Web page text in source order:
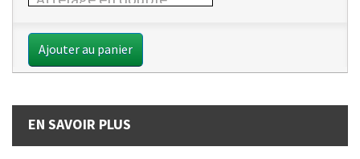
Ajouter au panier
EN SAVOIR PLUS